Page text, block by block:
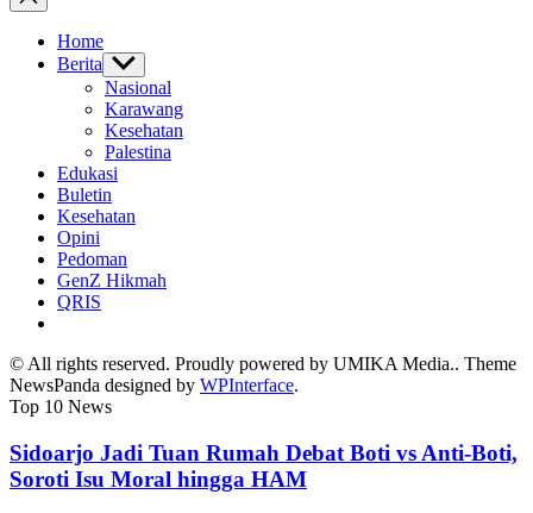
Home
Berita Show
sub
menu
Nasional
Karawang
Kesehatan
Palestina
Edukasi
Buletin
Kesehatan
Opini
Pedoman
GenZ Hikmah
QRIS
© All rights reserved. Proudly powered by UMIKA Media.. Theme
NewsPanda designed by WPInterface.
Top 10 News
Sidoarjo Jadi Tuan Rumah Debat Boti vs Anti-Boti,
Soroti Isu Moral hingga HAM